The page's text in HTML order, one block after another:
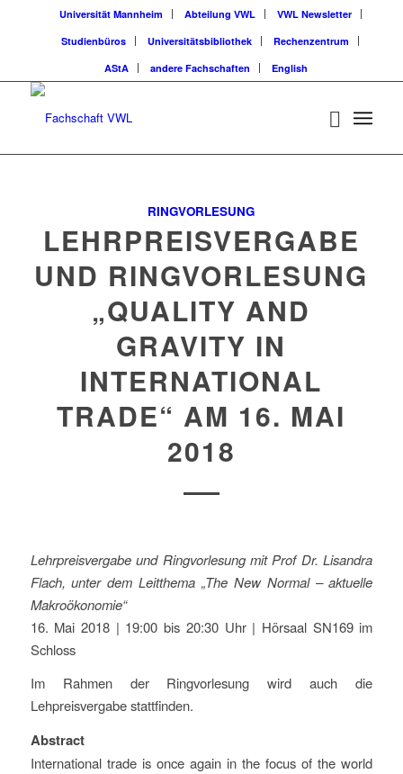
Universität Mannheim Abteilung VWL
VWL Newsletter
Studienbüros
Universitätsbibliothek
Rechenzentrum
AStA
andere Fachschaften English
RINGVORLESUNG
LEHRPREISVERGABE
UND RINGVORLESUNG
„QUALITY AND
GRAVITY IN
INTERNATIONAL
TRADE“ AM 16. MAI
2018
Lehrpreisvergabe und Ringvorlesung mit Prof Dr. Lisandra
Flach, unter dem Leitthema „The New Normal – aktuelle
Makroökonomie“
16. Mai 2018 | 19:00 bis 20:30 Uhr | Hörsaal SN169 im
Schloss
Im Rahmen der Ringvorlesung wird auch die
Lehpreisvergabe stattfinden.
Abstract
International trade is once again in the focus of the world